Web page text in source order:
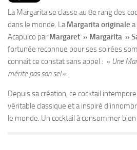
PRODUITS
RECETTES
Entrées
Plats
Desserts
Sauces
La Margarita se classe au 8e rang des
dans le monde. La Margarita originale
Acapulco par Margaret » Margarita »
fortunée reconnue pour ses soirées
connaît ce constat sans appel : » Une
mérite pas son sel« .
Depuis sa création, ce cocktail
véritable classique et a inspiré
le monde. Un cocktail à consommer